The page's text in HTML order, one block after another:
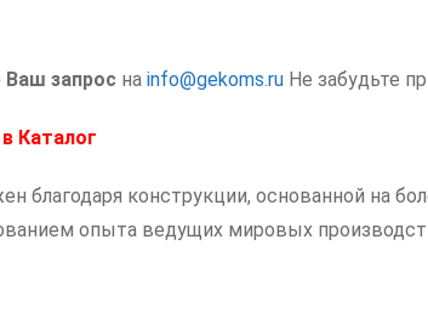
запрос на info@gekoms.ru Не забудьте
в Каталог
благодаря конструкции, основанной на
опыта ведущих мировых